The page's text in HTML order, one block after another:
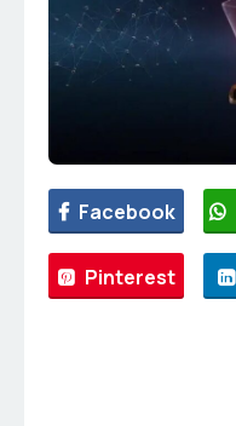
Facebook
Pinterest